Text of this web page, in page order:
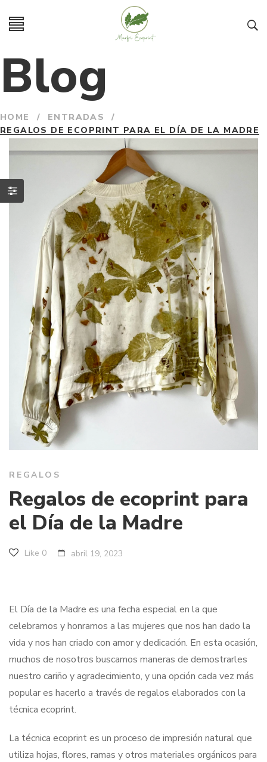
Blog
HOME / ENTRADAS
/
REGALOS DE ECOPRINT PARA EL DÍA DE LA MADRE
REGALOS
Regalos de ecoprint para
el Día de la Madre
Like 0 abril 19, 2023
El Día de la Madre es una fecha especial en la que
celebramos y honramos a las mujeres que nos han dado la
vida y nos han criado con amor y dedicación. En esta ocasión,
muchos de nosotros buscamos maneras de demostrarles
nuestro cariño y agradecimiento, y una opción cada vez más
popular es hacerlo a través de regalos elaborados con la
técnica ecoprint.
La técnica ecoprint es un proceso de impresión natural que
utiliza hojas, flores, ramas y otros materiales orgánicos para